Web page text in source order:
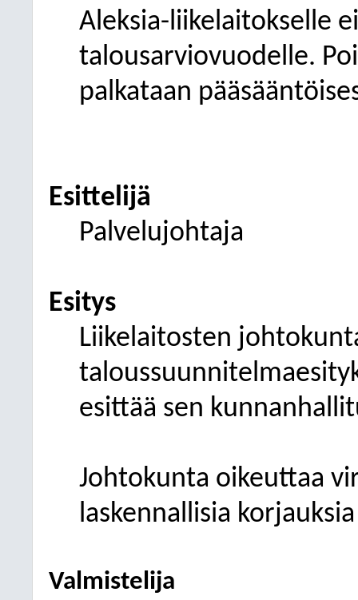
Aleksia-liikelaitokselle
talousarviovuodelle.
palkataan
Esittelijä
Palvelujohtaja
Esitys
Liikelaitosten
esittää sen
Johtokunta oikeuttaa
laskennallisia
Valmistelija